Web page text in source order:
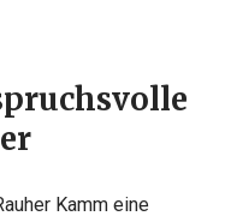
Kamm eine